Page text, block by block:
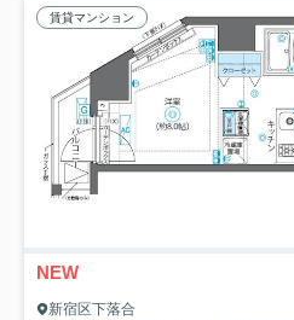
賃貸マンション
NEW
新宿区下落合